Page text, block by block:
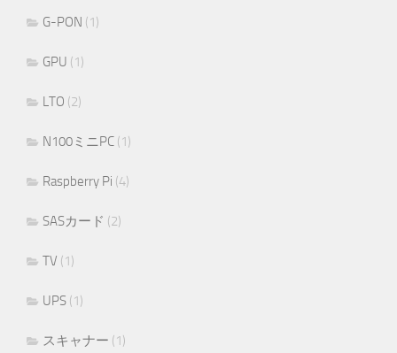
G-PON (1)
GPU (1)
LTO (2)
N100ミニPC (1)
Raspberry Pi (4)
SASカード (2)
TV (1)
UPS (1)
スキャナー (1)